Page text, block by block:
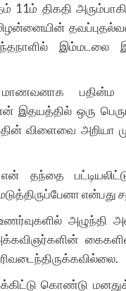
11ம் திகதி
இம்மடலை
பதின்ம
இதயத்தில் ஒரு
விளைவை அறியா
தந்தை
என்பது
கொண்டு